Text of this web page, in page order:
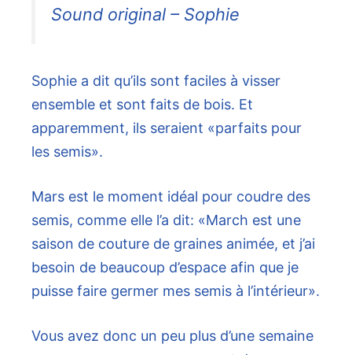
Sound original – Sophie
Sophie a dit qu’ils sont faciles à visser
ensemble et sont faits de bois. Et
apparemment, ils seraient «parfaits pour
les semis».
Mars est le moment idéal pour coudre des
semis, comme elle l’a dit: «March est une
saison de couture de graines animée, et j’ai
besoin de beaucoup d’espace afin que je
puisse faire germer mes semis à l’intérieur».
Vous avez donc un peu plus d’une semaine